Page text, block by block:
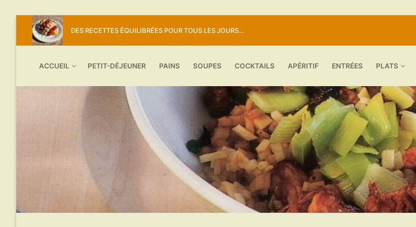
Aller
contenu
DES RECETTES ÉQUILIBRÉES POUR TOUS LES JOURS…
ACCUEIL PETIT-DÉJEUNER PAINS SOUPES COCKTAILS APÉRITIF ENTRÉES PLATS